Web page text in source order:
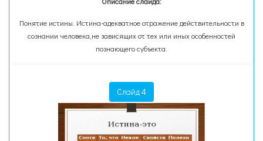
Понятие истины. Истина-адекватное отражение действительности в
сознании человека,не зависящих от тех или иных особенностей
познающего субъекта.
Слайд 4